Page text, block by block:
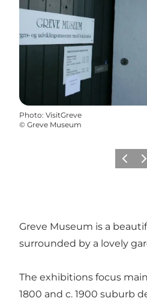
Photo: VisitGreve
© Greve Museum
Greve Museum is a
surrounded by a lovely
The exhibitions focus
1800 and c. 1900 suburb